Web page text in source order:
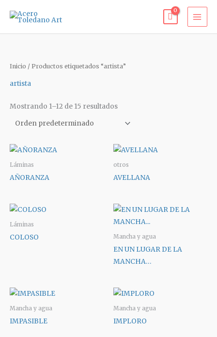
Inicio / Productos etiquetados “artista”
artista
Mostrando 1–12 de 15 resultados
Láminas
AÑORANZA
otros
AVELLANA
Láminas
COLOSO Mancha y agua
EN UN LUGAR DE LA
MANCHA…
Mancha y agua
IMPASIBLE
Mancha y agua
IMPLORO